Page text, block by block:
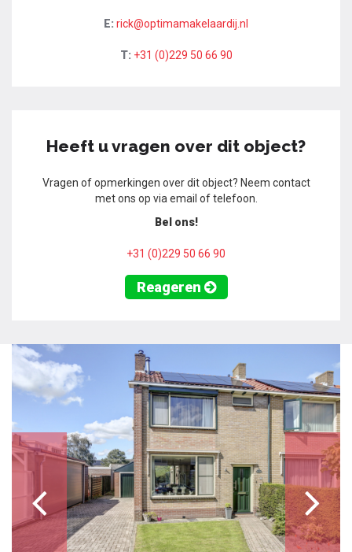
E: rick@optimamakelaardij.nl
T: +31 (0)229 50 66 90
Heeft u vragen over dit object?
Vragen of opmerkingen over dit object? Neem contact
met ons op via email of telefoon.
Bel ons!
+31 (0)229 50 66 90
Reageren